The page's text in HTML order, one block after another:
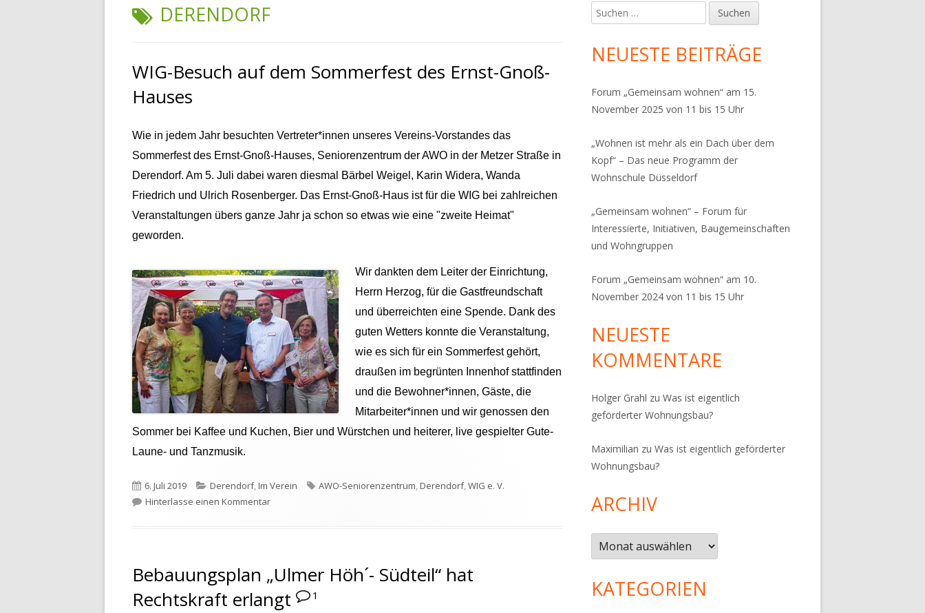
SCHLAGWORT:
DERENDORF
WIG-Besuch auf dem Sommerfest des Ernst-Gnoß-
Hauses
Wie in jedem Jahr besuchten Vertreter*innen unseres Vereins-Vorstandes das
Sommerfest des Ernst-Gnoß-Hauses, Seniorenzentrum der AWO in der Metzer Straße in
Derendorf. Am 5. Juli dabei waren diesmal Bärbel Weigel, Karin Widera, Wanda
Friedrich und Ulrich Rosenberger. Das Ernst-Gnoß-Haus ist für die WIG bei zahlreichen
Veranstaltungen übers ganze Jahr ja schon so etwas wie eine "zweite Heimat"
geworden.
Wir dankten dem Leiter der Einrichtung,
Herrn Herzog, für die Gastfreundschaft
und überreichten eine Spende. Dank des
guten Wetters konnte die Veranstaltung,
wie es sich für ein Sommerfest gehört,
draußen im begrünten Innenhof stattfinden
und die Bewohner*innen, Gäste, die
Mitarbeiter*innen und wir genossen den
Sommer bei Kaffee und Kuchen, Bier und Würstchen und heiterer, live gespielter Gute-
Laune- und Tanzmusik.
Veröffentlicht
am
6. Juli 2019 Kategorien
Derendorf,Im Verein Schlagwörter
AWO-Seniorenzentrum,Derendorf,WIG e. V.
Hinterlasse einen Kommentarzu WIG-Besuch auf dem Sommerfest des Ernst-Gnoß-Hauses
Bebauungsplan „Ulmer Höh´- Südteil“ hat
Rechtskraft erlangt
1
Haupt-
Seitenleiste
Suchen
nach:
NEUESTE BEITRÄGE
Forum „Gemeinsam wohnen“ am 15.
November 2025 von 11 bis 15 Uhr
„Wohnen ist mehr als ein Dach über dem
Kopf“ – Das neue Programm der
Wohnschule Düsseldorf
„Gemeinsam wohnen“ – Forum für
Interessierte, Initiativen, Baugemeinschaften
und Wohngruppen
Forum „Gemeinsam wohnen“ am 10.
November 2024 von 11 bis 15 Uhr
NEUESTE
KOMMENTARE
Holger Grahl zuWas ist eigentlich
geförderter Wohnungsbau?
Maximilian zuWas ist eigentlich geförderter
Wohnungsbau?
ARCHIV
Archiv
KATEGORIEN